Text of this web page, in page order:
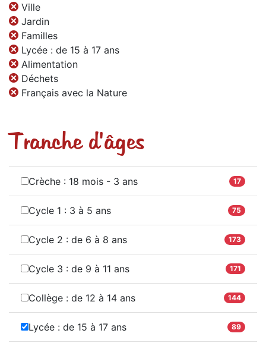
Ville
Jardin
Familles
Lycée : de 15 à 17 ans
Alimentation
Déchets
Français avec la Nature
Tranche d'âges
Crèche : 18 mois - 3 ans 17
Cycle 1 : 3 à 5 ans 75
Cycle 2 : de 6 à 8 ans 173
Cycle 3 : de 9 à 11 ans 171
Collège : de 12 à 14 ans 144
Lycée : de 15 à 17 ans 89